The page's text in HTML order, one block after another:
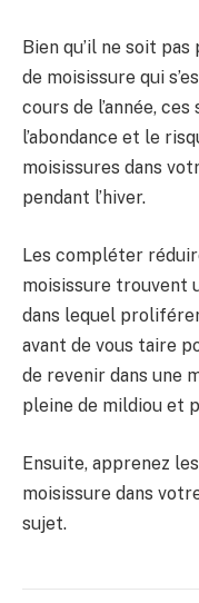
Bien qu’il ne soit
de moisissure qui
cours de l’année,
l’abondance et le
moisissures dans
pendant l’hiver.
Les compléter
moisissure trouvent
dans lequel
avant de vous taire
de revenir dans une
pleine de mildiou et
Ensuite, apprenez
moisissure dans
sujet.